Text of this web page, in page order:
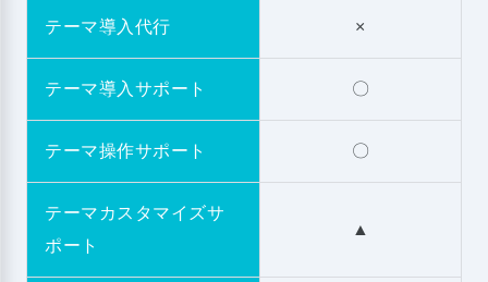
テーマ導入代行 ×
テーマ導入サポート 〇
テーマ操作サポート 〇
テーマカスタマイズサ
ポート
▲